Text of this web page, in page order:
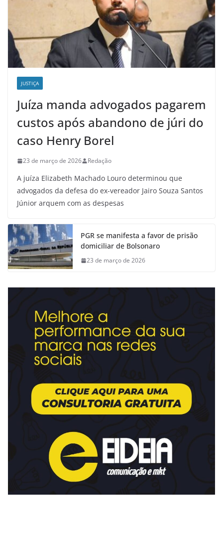
JUSTIÇA
Juíza manda advogados pagarem
custos após abandono de júri do
caso Henry Borel
23 de março de 2026 Redação
A juíza Elizabeth Machado Louro determinou que
advogados da defesa do ex-vereador Jairo Souza Santos
Júnior arquem com as despesas
PGR se manifesta a favor de prisão
domiciliar de Bolsonaro
23 de março de 2026